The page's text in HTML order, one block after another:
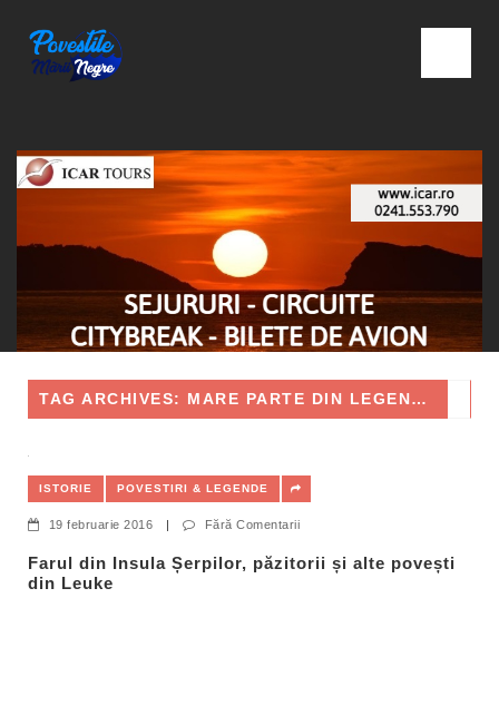
TAG ARCHIVES: MARE PARTE DIN LEGENDELE SALE MILENARE LE CUNOAȘTEM
ISTORIE POVESTIRI & LEGENDE
19 februarie 2016 | Fără Comentarii
Farul din Insula Șerpilor, păzitorii și alte povești
din Leuke